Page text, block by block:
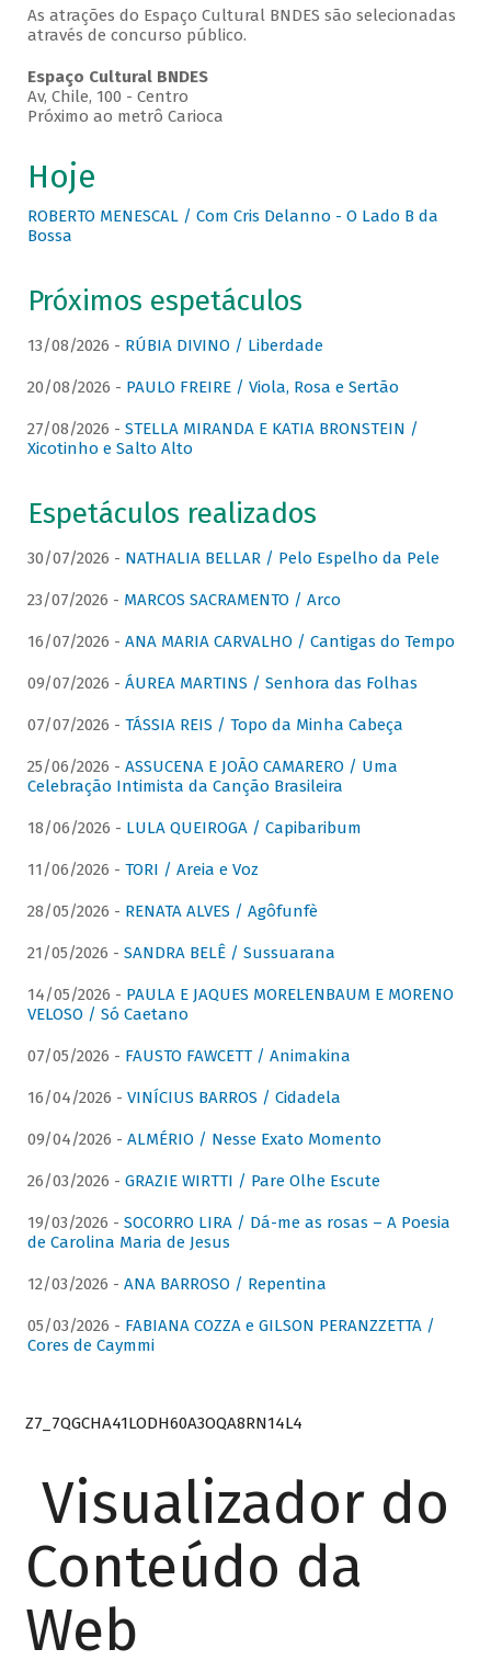
As atrações do Espaço Cultural BNDES são selecionadas
através de concurso público.
Espaço Cultural BNDES
Av, Chile, 100 - Centro
Próximo ao metrô Carioca
Hoje
ROBERTO MENESCAL / Com Cris Delanno - O Lado B da
Bossa
Próximos espetáculos
13/08/2026 - RÚBIA DIVINO / Liberdade
20/08/2026 - PAULO FREIRE / Viola, Rosa e Sertão
27/08/2026 - STELLA MIRANDA E KATIA BRONSTEIN /
Xicotinho e Salto Alto
Espetáculos realizados
30/07/2026 - NATHALIA BELLAR / Pelo Espelho da Pele
23/07/2026 - MARCOS SACRAMENTO / Arco
16/07/2026 - ANA MARIA CARVALHO / Cantigas do Tempo
09/07/2026 - ÁUREA MARTINS / Senhora das Folhas
07/07/2026 - TÁSSIA REIS / Topo da Minha Cabeça
25/06/2026 - ASSUCENA E JOÃO CAMARERO / Uma
Celebração Intimista da Canção Brasileira
18/06/2026 - LULA QUEIROGA / Capibaribum
11/06/2026 - TORI / Areia e Voz
28/05/2026 - RENATA ALVES / Agôfunfè
21/05/2026 - SANDRA BELÊ / Sussuarana
14/05/2026 - PAULA E JAQUES MORELENBAUM E MORENO
VELOSO / Só Caetano
07/05/2026 - FAUSTO FAWCETT / Animakina
16/04/2026 - VINÍCIUS BARROS / Cidadela
09/04/2026 - ALMÉRIO / Nesse Exato Momento
26/03/2026 - GRAZIE WIRTTI / Pare Olhe Escute
19/03/2026 - SOCORRO LIRA / Dá-me as rosas – A Poesia
de Carolina Maria de Jesus
12/03/2026 - ANA BARROSO / Repentina
05/03/2026 - FABIANA COZZA e GILSON PERANZZETTA /
Cores de Caymmi
Z7_7QGCHA41LODH60A3OQA8RN14L4
Visualizador do
Conteúdo da
Web